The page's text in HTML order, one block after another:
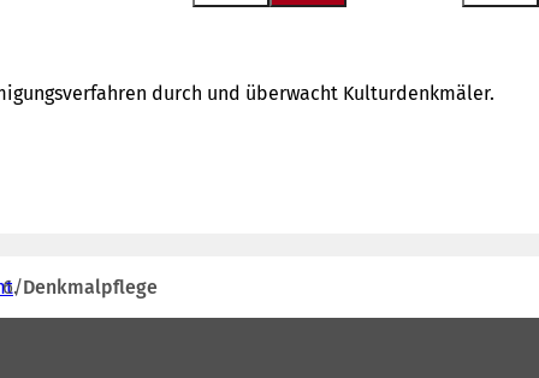
durch und überwacht Kulturdenkmäler.
Denkmalpflege